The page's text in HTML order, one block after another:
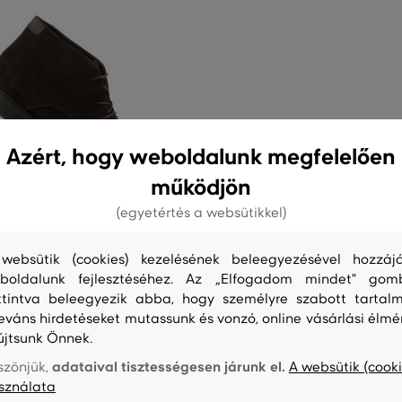
GANT ST FAIRKON
43, 44 +4 további
Azért, hogy weboldalunk megfelelően
működjön
(egyetértés a websütikkel)
(cookies) kezelésének beleegyezésével
fejlesztéséhez. Az „Elfogadom mindet"
beleegyezik abba, hogy személyre szabott
hirdetéseket mutassunk és vonzó, online vásárlási
Önnek.
adataival tisztességesen járunk el. A websütik